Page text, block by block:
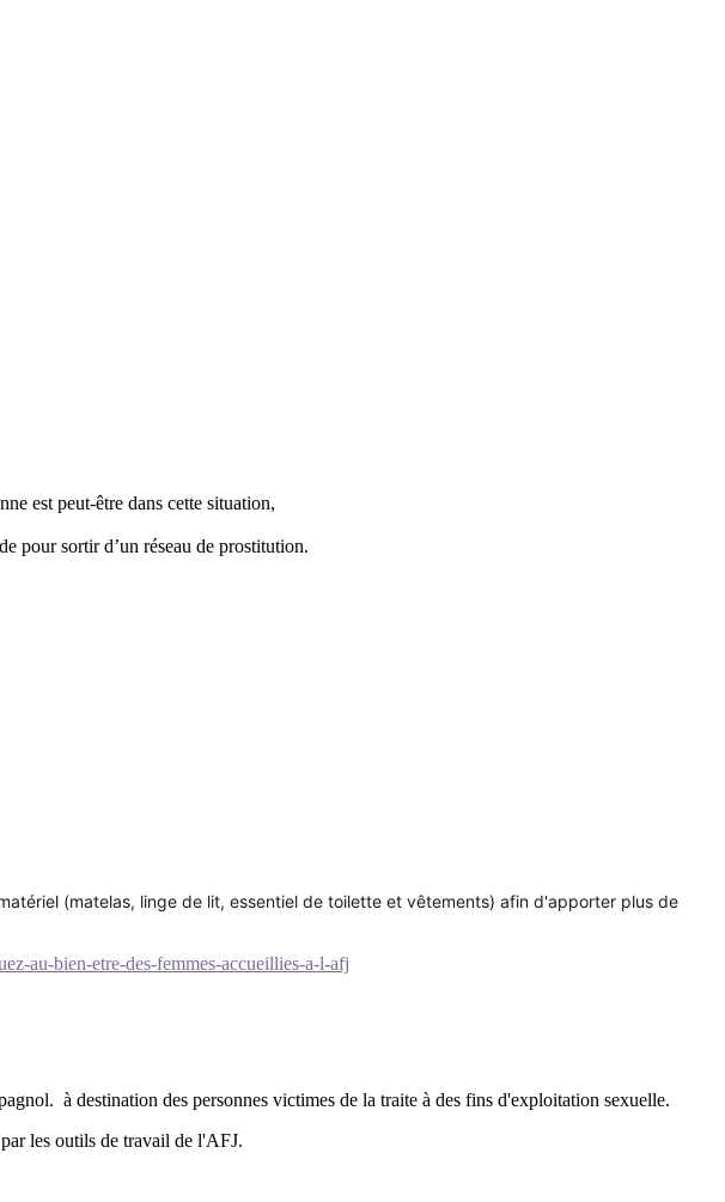
est peut-être dans cette situation,
pour sortir d’un réseau de prostitution.
(matelas, linge de lit, essentiel de toilette et vêtements) afin d'apporter plus de
au-bien-etre-des-femmes-accueillies-a-l-afj
à destination des personnes victimes de la traite à des fins d'exploitation sexuelle.
les outils de travail de l'AFJ.